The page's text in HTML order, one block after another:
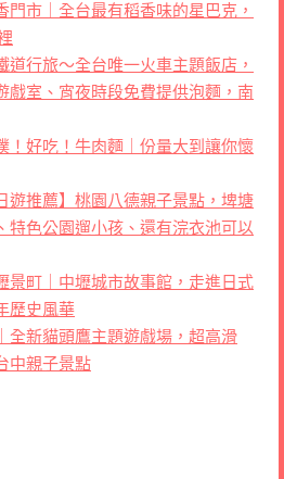
門市｜全台最有稻香味的星巴克，
道行旅～全台唯一火車主題飯店，
戲室、宵夜時段免費提供泡麵，南
！好吃！牛肉麵｜份量大到讓你懷
遊推薦】桃園八德親子景點，埤塘
特色公園遛小孩、還有浣衣池可以
景町｜中壢城市故事館，走進日式
歷史風華
全新貓頭鷹主題遊戲場，超高滑
中親子景點